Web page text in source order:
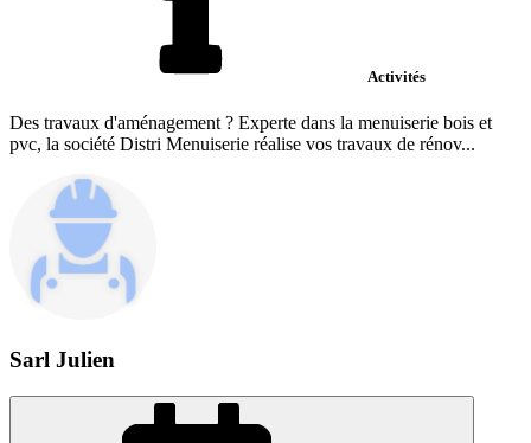
Activités
Des travaux d'aménagement ? Experte dans la menuiserie bois et
pvc, la société Distri Menuiserie réalise vos travaux de rénov...
Sarl Julien